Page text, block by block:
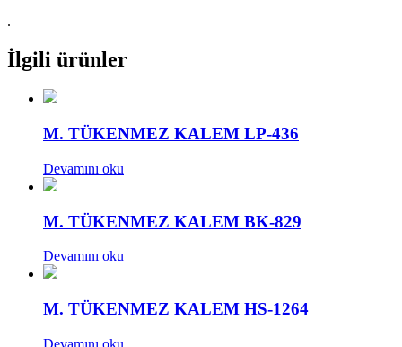
.
İlgili ürünler
M. TÜKENMEZ KALEM LP-436
Devamını oku
M. TÜKENMEZ KALEM BK-829
Devamını oku
M. TÜKENMEZ KALEM HS-1264
Devamını oku